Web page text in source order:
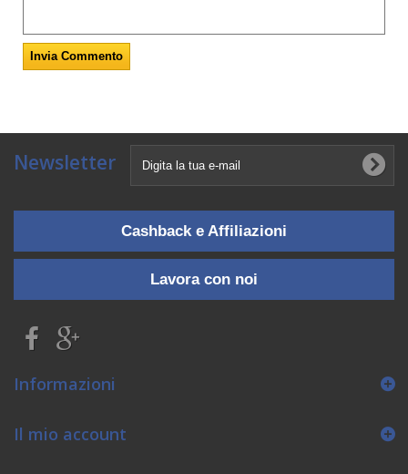
Newsletter
Cashback e Affiliazioni
Lavora con noi
Informazioni
Il mio account